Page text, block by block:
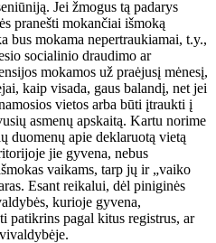
Jei žmogus tą padarys
pranešti mokančiai išmoką
bus mokama nepertraukiamai, t.y.,
socialinio draudimo ar
mokamos už praėjusį mėnesį,
kaip visada, gaus balandį, net jei
vietos arba būti įtraukti į
asmenų apskaitą. Kartu norime
duomenų apie deklaruotą vietą
jie gyvena, nebus
vaikams, tarp jų ir „vaiko
Esant reikalui, dėl piniginės
kurioje gyvena,
patikrins pagal kitus registrus, ar